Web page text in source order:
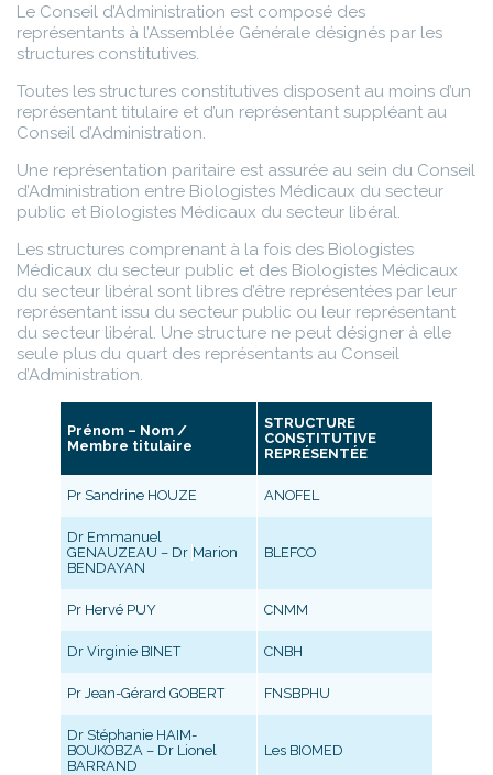
Le Conseil d’Administration est composé des
représentants à l’Assemblée Générale désignés par les
structures constitutives.
Toutes les structures constitutives disposent au moins d’un
représentant titulaire et d’un représentant suppléant au
Conseil d’Administration.
Une représentation paritaire est assurée au sein du Conseil
d’Administration entre Biologistes Médicaux du secteur
public et Biologistes Médicaux du secteur libéral.
Les structures comprenant à la fois des Biologistes
Médicaux du secteur public et des Biologistes Médicaux
du secteur libéral sont libres d’être représentées par leur
représentant issu du secteur public ou leur représentant
du secteur libéral. Une structure ne peut désigner à elle
seule plus du quart des représentants au Conseil
d’Administration.
Prénom – Nom /
Membre titulaire
STRUCTURE
CONSTITUTIVE
REPRÉSENTÉE
Pr Sandrine HOUZE ANOFEL
Dr Emmanuel
GENAUZEAU – Dr Marion
BENDAYAN
BLEFCO
Pr Hervé PUY CNMM
Dr Virginie BINET CNBH
Pr Jean-Gérard GOBERT FNSBPHU
Dr Stéphanie HAIM-
BOUKOBZA – Dr Lionel
BARRAND
Les BIOMED